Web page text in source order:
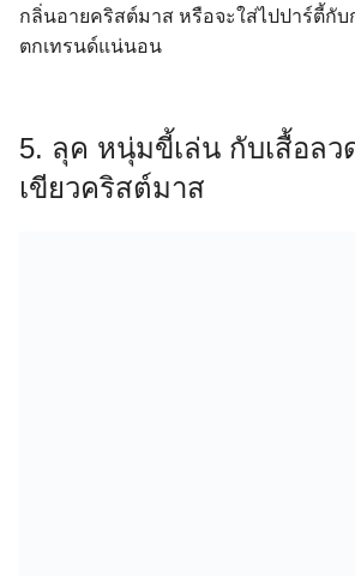
กลิ่นอายคริสต์มาส หรือจะใส่ไปปาร์ตี้กั
ตกเทรนด์แน่นอน
5. ลุค หนุ่มขี้เล่น กับเสื้อลว
เขียวคริสต์มาส